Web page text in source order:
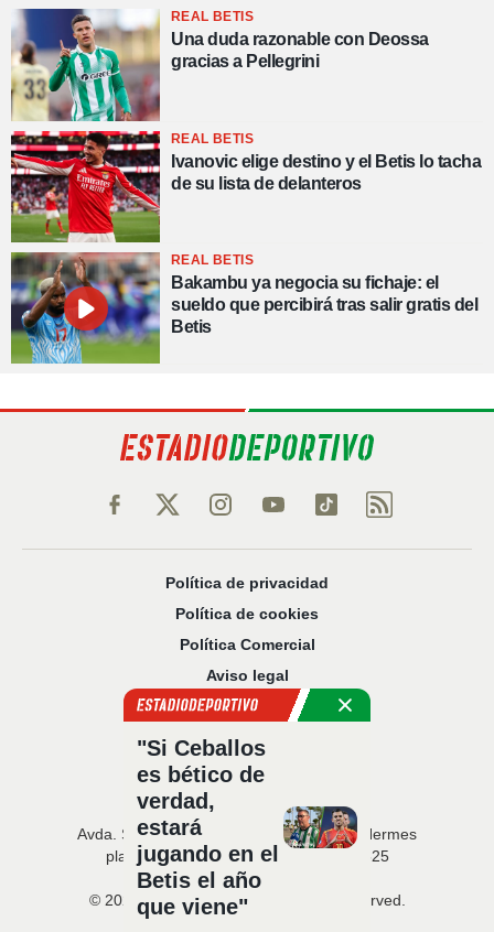
REAL BETIS
Una duda razonable con Deossa
gracias a Pellegrini
REAL BETIS
Ivanovic elige destino y el Betis lo tacha
de su lista de delanteros
REAL BETIS
Bakambu ya negocia su fichaje: el
sueldo que percibirá tras salir gratis del
Betis
Política de privacidad
Política de cookies
Política Comercial
Aviso legal
Configuración de privacidad
Sobre nosotros
Código Ético
Avda. San Francisco Javier, 22 · Edificio Hermes
planta 5 · 41018 Sevilla · T. 954 216 525
© 2026 Estadio Deportivo. All rights reserved.
"Si Ceballos
es bético de
verdad,
estará
jugando en el
Betis el año
que viene"